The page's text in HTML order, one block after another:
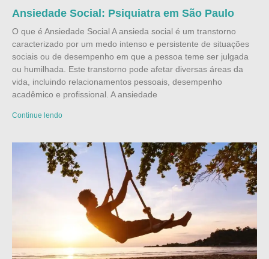
Ansiedade Social: Psiquiatra em São Paulo
O que é Ansiedade Social A ansieda social é um transtorno
caracterizado por um medo intenso e persistente de situações
sociais ou de desempenho em que a pessoa teme ser julgada
ou humilhada. Este transtorno pode afetar diversas áreas da
vida, incluindo relacionamentos pessoais, desempenho
acadêmico e profissional. A ansiedade
Continue lendo